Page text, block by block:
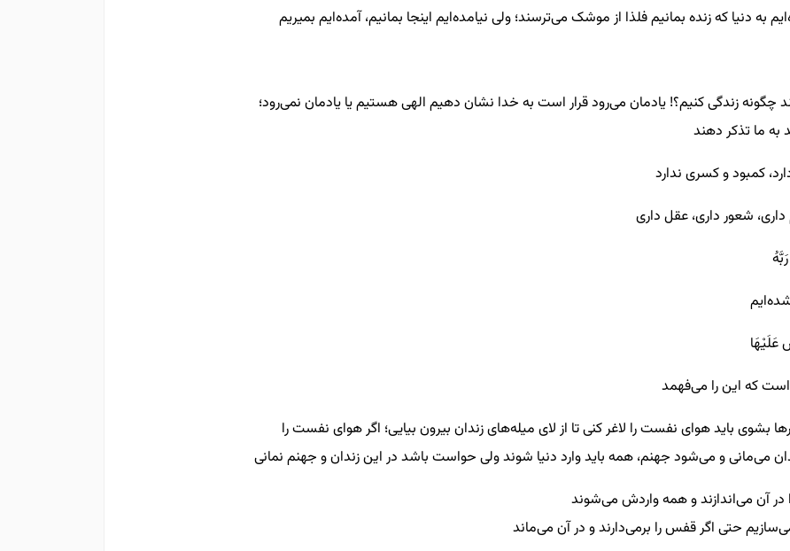
به دنیا که زنده بمانیم فلذا از موشک می‌ترسند؛ ولی نیامده‌ایم اینجا بمانیم، آمده‌ایم بمیریم
چگونه زندگی کنیم؟! یادمان می‌رود قرار است به خدا نشان دهیم الهی هستیم یا یادمان نمی‌رود؛
به ما تذکر دهند
کمبود و کسری ندارد
شعور داری، عقل داری
عَلَيْهَا
که این را می‌فهمد
بشوی باید هوای نفست را لاغر کنی تا از لای میله‌های زندان بیرون بیایی؛ اگر هوای نفست را
می‌مانی و می‌شود جهنم، همه باید وارد دنیا شوند ولی حواست باشد در این زندان و جهنم نمانی
در آن می‌اندازند و همه واردش می‌شوند
حتی اگر قفس را برمی‌دارند و در آن می‌ماند